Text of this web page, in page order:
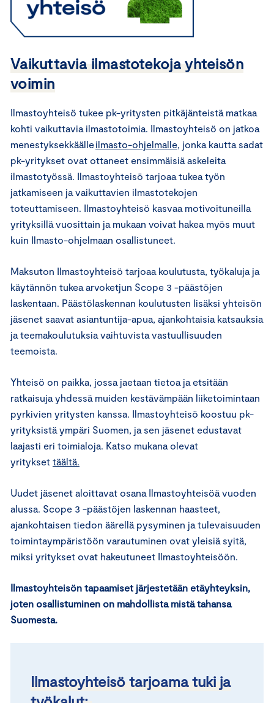
Vaikuttavia ilmastotekoja yhteisön
voimin
Ilmastoyhteisö tukee pk-yritysten pitkäjänteistä matkaa
kohti vaikuttavia ilmastotoimia. Ilmastoyhteisö on jatkoa
menestyksekkäälleilmasto-ohjelmalle, jonka kautta sadat
pk-yritykset ovat ottaneet ensimmäisiä askeleita
ilmastotyössä. Ilmastoyhteisö tarjoaa tukea työn
jatkamiseen ja vaikuttavien ilmastotekojen
toteuttamiseen. Ilmastoyhteisö kasvaa motivoituneilla
yrityksillä vuosittain ja mukaan voivat hakea myös muut
kuin Ilmasto-ohjelmaan osallistuneet.
Maksuton Ilmastoyhteisö tarjoaa koulutusta, työkaluja ja
käytännön tukea arvoketjun Scope 3 -päästöjen
laskentaan. Päästölaskennan koulutusten lisäksi yhteisön
jäsenet saavat asiantuntija-apua, ajankohtaisia katsauksia
ja teemakoulutuksia vaihtuvista vastuullisuuden
teemoista.
Yhteisö on paikka, jossa jaetaan tietoa ja etsitään
ratkaisuja yhdessä muiden kestävämpään liiketoimintaan
pyrkivien yritysten kanssa. Ilmastoyhteisö koostuu pk-
yrityksistä ympäri Suomen, ja sen jäsenet edustavat
laajasti eri toimialoja. Katso mukana olevat
yritykset täältä.
Uudet jäsenet aloittavat osana Ilmastoyhteisöä vuoden
alussa. Scope 3 -päästöjen laskennan haasteet,
ajankohtaisen tiedon äärellä pysyminen ja tulevaisuuden
toimintaympäristöön varautuminen ovat yleisiä syitä,
miksi yritykset ovat hakeutuneet Ilmastoyhteisöön.
Ilmastoyhteisön tapaamiset järjestetään etäyhteyksin,
joten osallistuminen on mahdollista mistä tahansa
Suomesta.
Ilmastoyhteisö tarjoama tuki ja